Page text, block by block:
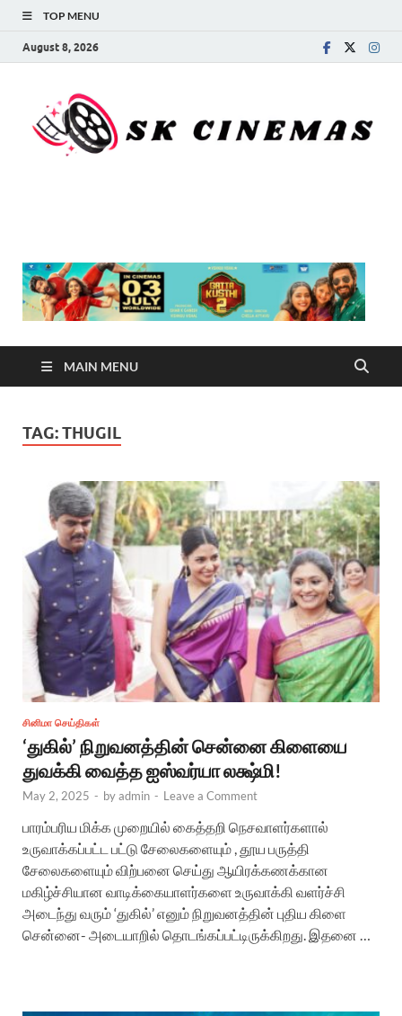
TOP MENU
August 8, 2026
MAIN MENU
TAG:THUGIL
சினிமா செய்திகள்
‘துகில்’ நிறுவனத்தின் சென்னை கிளையை
துவக்கி வைத்த ஐஸ்வர்யா லக்ஷ்மி!
May 2, 2025 - byadmin - Leave a Comment
பாரம்பரிய மிக்க முறையில் கைத்தறி நெசவாளர்களால்
உருவாக்கப்பட்ட பட்டு சேலைகளையும் , தூய பருத்தி
சேலைகளையும் விற்பனை செய்து ஆயிரக்கணக்கான
மகிழ்ச்சியான வாடிக்கையாளர்களை உருவாக்கி வளர்ச்சி
அடைந்து வரும் ‘துகில்’ எனும் நிறுவனத்தின் புதிய கிளை
சென்னை- அடையாறில் தொடங்கப்பட்டிருக்கிறது. இதனை …